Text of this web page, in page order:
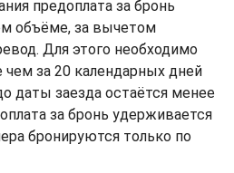
предоплата за бронь
объёме, за вычетом
Для этого необходимо
чем за 20 календарных дней
даты заезда остаётся менее
за бронь удерживается
бронируются только по